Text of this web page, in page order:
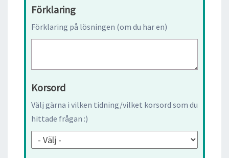
Förklaring
Förklaring på lösningen (om du har en)
Korsord
Välj gärna i vilken tidning/vilket korsord som du
hittade frågan :)